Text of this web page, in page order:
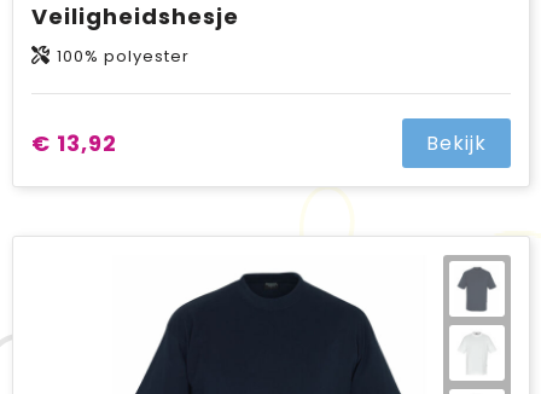
Veiligheidshesje
100% polyester
€ 13,92 Bekijk